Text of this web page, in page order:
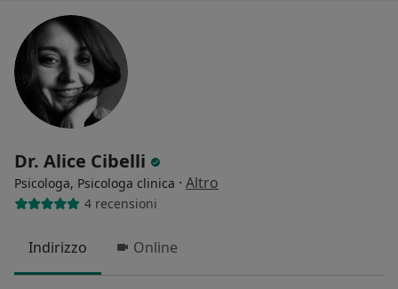
Dr. Alice Cibelli
Psicologa, Psicologa clinica · Altro
4 recensioni
Indirizzo Online